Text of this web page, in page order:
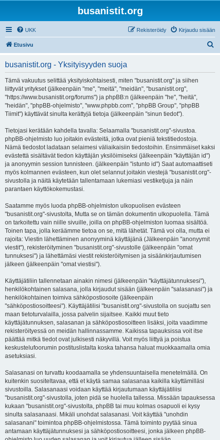
busanistit.org
UKK Kirjaudu sisään
Rekisteröidy
Etusivu
busanistit.org - Yksityisyyden suoja
Tämä vakuutus selittää yksityiskohtaisesti, miten "busanistit.org" ja siihen
liittyvät yritykset (jälkeenpäin "me", "meitä", "meidän", "busanistit.org",
"https://www.busanistit.org/forums") ja phpBB:n (jälkeenpäin "he", "heitä",
"heidän", "phpBB-ohjelmisto", "www.phpbb.com", "phpBB Group", "phpBB
Tiimit") käyttävät sinulta kerättyjä tietoja (jälkeenpäin "sinun tiedot").
Tietojasi kerätään kahdella tavalla: Selaamalla "busanistit.org"-sivustoa.
phpBB-ohjelmisto luo joitakin evästeitä, jotka ovat pieniä tekstitiedostoja.
Nämä tiedostot ladataan selaimesi väliaikaisiin tiedostoihin. Ensimmäiset kaksi
evästettä sisältävät tiedon käyttäjän yksilöimiseksi (jälkeenpäin "käyttäjän id")
ja anonyymin session tunnisteen. (jälkeenpäin "istunto id") Saat automaattiseti
myös kolmannen evästeen, kun olet selannut joitakin viestejä "busanistit.org"-
sivustolla ja näitä käytetään tallentamaan lukemiasi vestiketjuja ja näin
parantaen käyttökokemustasi.
Saatamme myös luoda phpBB-ohjelmiston ulkopuolisen evästeen
"busanistit.org"-sivustolta, Mutta se on tämän dokumentin ulkopuolella. Tämä
on tarkoitettu vain niille sivuille, joilla on phpBB-ohjelmiston luomaa sisältöä.
Toinen tapa, jolla keräämme tietoa on se, mitä lähetät. Tämä voi olla, mutta ei
rajoita: Viestin lähettäminen anonyyminä käyttäjänä (Jälkeenpäin "anonyymit
viestit"), rekisteröityminen "busanistit.org"-sivustolle (jälkeenpäin "omat
tunnuksesi") ja lähettämäsi viestit rekisteröitymisen ja sisäänkirjautumisen
jälkeen (jälkeenpäin "omat viestisi").
Käyttäjätiliin tallennetaan ainakin nimesi (jälkeenpäin "käyttäjätunnuksesi"),
henkilökohtainen salasana, jolla kirjaudut sisään (jälkeenpäin "salasanasi") ja
henkilökohtainen toimiva sähköpostiosoite (jälkeenpäin
"sähköpostiosoitteesi"). Käyttäjätilisi "busanistit.org"-sivustolla on suojattu sen
maan tietoturvalailla, jossa palvelin sijaitsee. Kaikki muut tieto
käyttäjätunnuksen, salasanan ja sähköpostiosoitteen lisäksi, joita vaadimme
rekisteröityessä on meidän hallinnassamme. Kaikissa tapauksissa voit itse
päättää mitkä tiedot ovat julkisesti näkyvillä. Voit myös liittyä ja poistua
keskustelufoorumin postituslistalta koska tahansa haluat muokkaamalla omia
asetuksiasi.
Salasanasi on turvattu koodaamalla se yhdensuuntaisella menetelmällä. On
kuitenkin suositeltavaa, että et käytä samaa salasanaa kaikilla käyttämilläsi
sivustoilla. Salasanaasi voidaan käyttää kirjautumaan käyttäjätiliisi
"busanistit.org"-sivustolla, joten pidä se huolella tallessa. Missään tapauksessa
kukaan "busanistit.org"-sivustolta, phpBB tai muu kolmas osapuoli ei kysy
sinulta salasanaasi. Mikäli unohdat salasanasi. Voit käyttää "unohdin
salasanani" toimintoa phpBB-ohjelmistossa. Tämä toiminto pyytää sinua
antamaan käyttäjätunnuksesi ja sähköpostiosoitteesi, jonka jälkeen phpBB-